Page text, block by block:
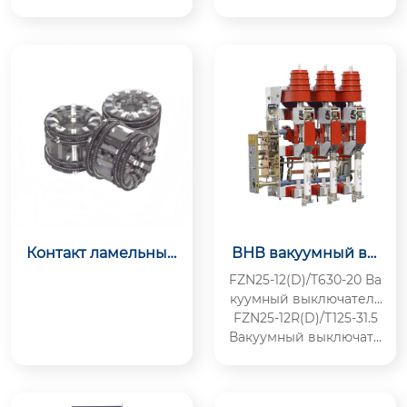
Контакт ламельный
ВНВ вакуумный вы
ключатель нагрузки
FZN25-12(R)D
FZN25-12(D)/T630-20 Ва
куумный выключатель
нагрузки
FZN25-12R(D)/T125-31.5
Вакуумный выключате